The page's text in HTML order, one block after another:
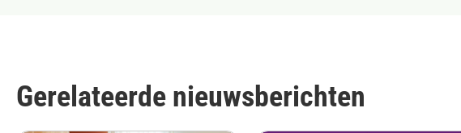
Gerelateerde nieuwsberichten